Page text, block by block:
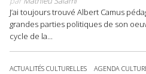
J’ai toujours trouvé Albert Camus
grandes parties politiques de son
cycle de la...
ACTUALITÉS CULTURELLES AGENDA